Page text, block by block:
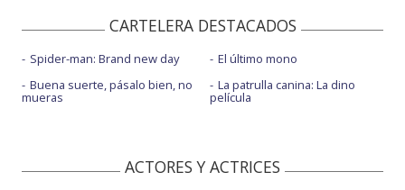
CARTELERA DESTACADOS
Spider-man: Brand new day
Buena suerte, pásalo bien, no
mueras
El último mono
La patrulla canina: La dino
película
ACTORES Y ACTRICES